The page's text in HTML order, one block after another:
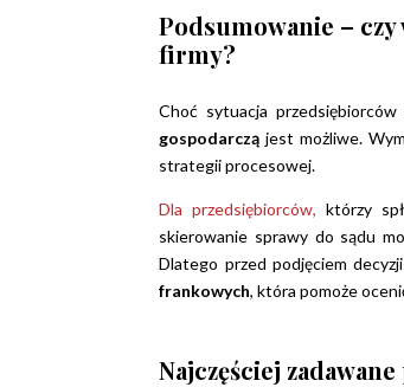
Podsumowanie –
firmy?
Choć sytuacja
gospodarczą jest możliwe.
strategii procesowej.
Dla przedsiębiorców, którzy
skierowanie sprawy do sądu
Dlatego przed podjęciem
frankowych, która pomoże
Najczęściej